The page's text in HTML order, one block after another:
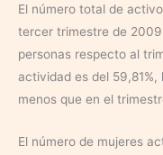
El número total de
tercer trimestre de
personas respecto al
actividad es del
menos que en el
El número de mujeres